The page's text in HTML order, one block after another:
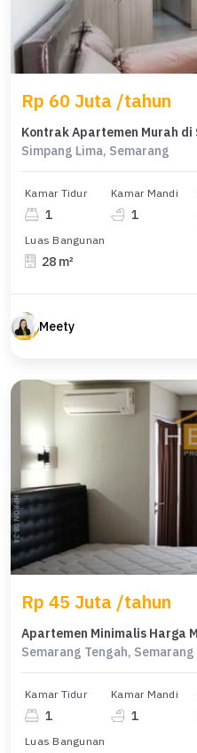
Rp 60 Juta /tahun
Simpang Lima, Semarang
Kamar Tidur
1
Kamar Mandi
1
Luas Bangunan
28 m²
Meety
Rp 45 Juta /tahun
Semarang Tengah, Semarang
Kamar Tidur
1
Kamar Mandi
1
Luas Bangunan